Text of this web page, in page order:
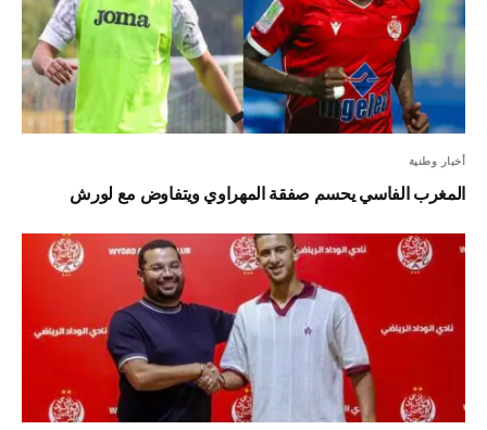
أخبار وطنية
المغرب الفاسي يحسم صفقة المهراوي ويتفاوض مع لورش